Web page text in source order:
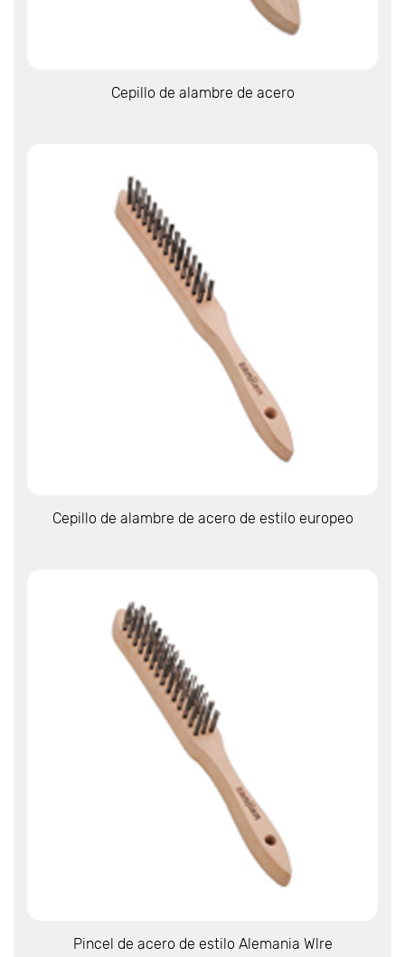
Ver más
Cepillo de alambre de acero
Ver más
Cepillo de alambre de acero de estilo europeo
Ver más
Pincel de acero de estilo Alemania Wlre